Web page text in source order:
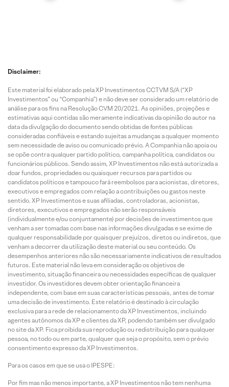
Disclaimer:
Este material foi elaborado pela XP Investimentos CCTVM S/A (“XP
Investimentos” ou “Companhia”) e não deve ser considerado um relatório de
análise para os fins na Resolução CVM 20/2021. As opiniões, projeções e
estimativas aqui contidas são meramente indicativas da opinião do autor na
data da divulgação do documento sendo obtidas de fontes públicas
consideradas confiáveis e estando sujeitas a mudanças a qualquer momento
sem necessidade de aviso ou comunicado prévio. A Companhia não apoia ou
se opõe contra qualquer partido político, campanha política, candidatos ou
funcionários públicos. Sendo assim, XP Investimentos não está autorizada a
doar fundos, propriedades ou quaisquer recursos para partidos ou
candidatos políticos e tampouco fará reembolsos para acionistas, diretores,
executivos e empregados com relação a contribuições ou gastos neste
sentido. XP Investimentos e suas afiliadas, controladoras, acionistas,
diretores, executivos e empregados não serão responsáveis
(individualmente e/ou conjuntamente) por decisões de investimentos que
venham a ser tomadas com base nas informações divulgadas e se exime de
qualquer responsabilidade por quaisquer prejuízos, diretos ou indiretos, que
venham a decorrer da utilização deste material ou seu conteúdo. Os
desempenhos anteriores não são necessariamente indicativos de resultados
futuros. Este material não leva em consideração os objetivos de
investimento, situação financeira ou necessidades específicas de qualquer
investidor. Os investidores devem obter orientação financeira
independente, com base em suas características pessoais, antes de tomar
uma decisão de investimento. Este relatório é destinado à circulação
exclusiva para a rede de relacionamento da XP Investimentos, incluindo
agentes autônomos da XP e clientes da XP, podendo também ser divulgado
no site da XP. Fica proibida sua reprodução ou redistribuição para qualquer
pessoa, no todo ou em parte, qualquer que seja o propósito, sem o prévio
consentimento expresso da XP Investimentos.
Para os casos em que se usa o IPESPE:
Por fim mas não menos importante, a XP Investimentos não tem nenhuma